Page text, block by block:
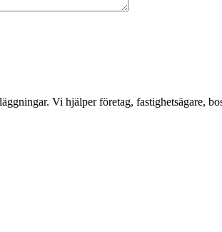
Vi hjälper företag, fastighetsägare,